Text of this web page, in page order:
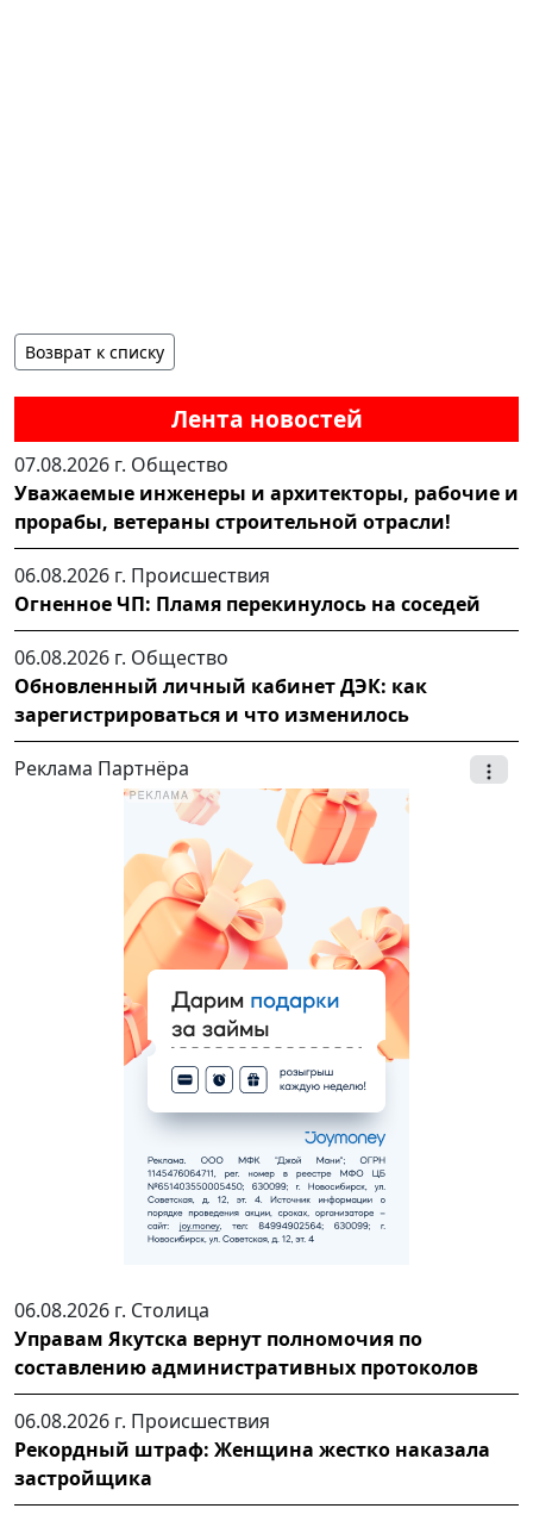
Лента новостей
07.08.2026 г. Общество
Уважаемые инженеры и архитекторы, рабочие и
прорабы, ветераны строительной отрасли!
06.08.2026 г. Происшествия
Огненное ЧП: Пламя перекинулось на соседей
06.08.2026 г. Общество
Обновленный личный кабинет ДЭК: как
зарегистрироваться и что изменилось
Реклама Партнёра
06.08.2026 г. Столица
Управам Якутска вернут полномочия по
составлению административных протоколов
06.08.2026 г. Происшествия
Рекордный штраф: Женщина жестко наказала
застройщика
Возврат к списку